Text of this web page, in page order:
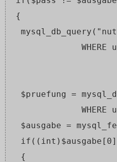
{
WHERE
$pruefung =
WHERE
$ausgabe =
if((int)$ausgabe[0]
{